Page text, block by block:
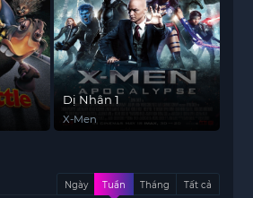
Dị Nhân 1
X-Men
Ngày Tuần Tháng Tất cả